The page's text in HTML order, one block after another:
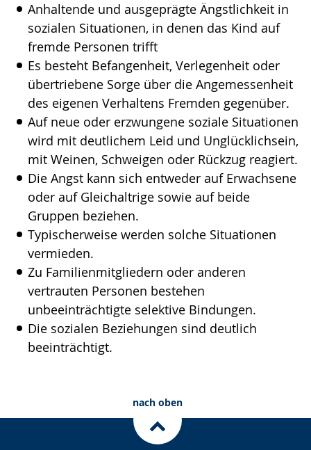
Anhaltende und ausgeprägte Ängstlichkeit in
sozialen Situationen, in denen das Kind auf
fremde Personen trifft
Es besteht Befangenheit, Verlegenheit oder
übertriebene Sorge über die Angemessenheit
des eigenen Verhaltens Fremden gegenüber.
Auf neue oder erzwungene soziale Situationen
wird mit deutlichem Leid und Unglücklichsein,
mit Weinen, Schweigen oder Rückzug reagiert.
Die Angst kann sich entweder auf Erwachsene
oder auf Gleichaltrige sowie auf beide
Gruppen beziehen.
Typischerweise werden solche Situationen
vermieden.
Zu Familienmitgliedern oder anderen
vertrauten Personen bestehen
unbeeinträchtigte selektive Bindungen.
Die sozialen Beziehungen sind deutlich
beeinträchtigt.
nach oben